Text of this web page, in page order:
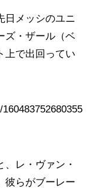
日メッシのユニ
ズ・ザール（ベ
上で出回ってい
レ・ヴァン・
彼らがブーレー